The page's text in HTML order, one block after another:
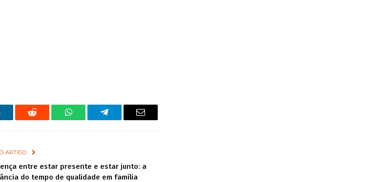
Reddit WhatsAppTelegram Email
ARTIGO
entre estar presente e estar junto: a
do tempo de qualidade em família